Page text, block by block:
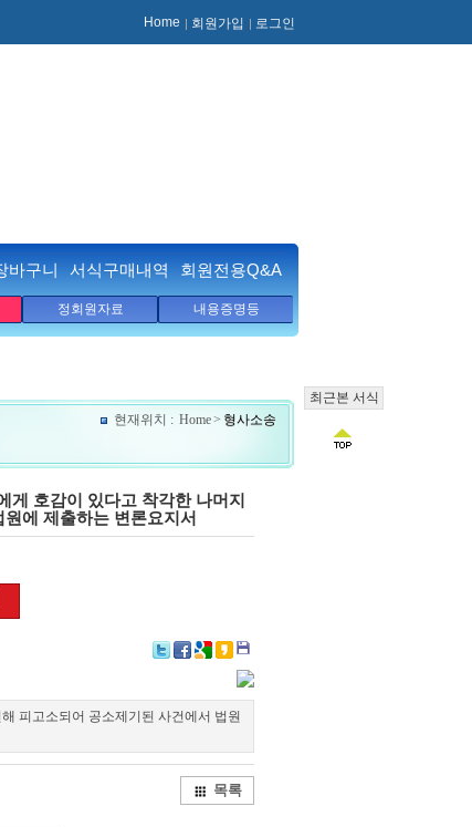
Home 회원가입 로그인
바구니 서식구매내역 회원전용Q&A
정회원자료 내용증명등
현재위치 : Home> 형사소송
게 호감이 있다고 착각한 나머지
에 제출하는 변론요지서
Google+
Delicious
KakaoTalk
피고소되어 공소제기된 사건에서 법원
목록
최근본 서식